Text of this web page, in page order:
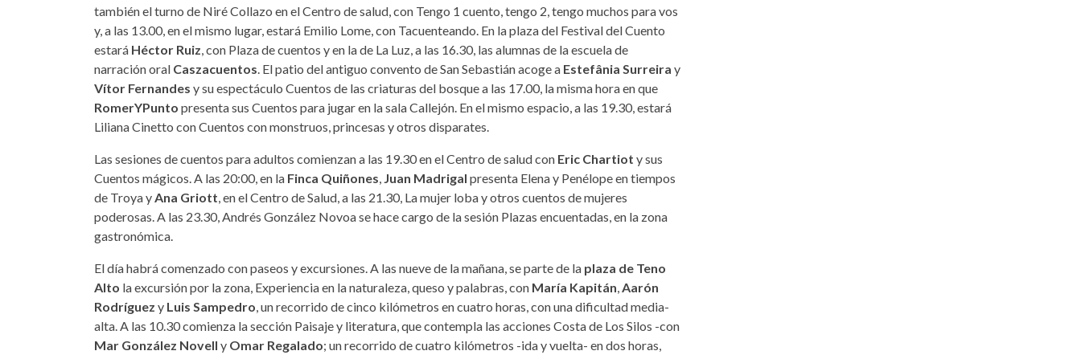
también el turno de Niré Collazo en el Centro de salud, con Tengo 1 cuento, tengo 2, tengo muchos para vos
y, a las 13.00, en el mismo lugar, estará Emilio Lome, con Tacuenteando. En la plaza del Festival del Cuento
estará Héctor Ruiz , con Plaza de cuentos y en la de La Luz, a las 16.30, las alumnas de la escuela de
narración oral Caszacuentos . El patio del antiguo convento de San Sebastián acoge a Estefânia Surreira y
Vítor Fernandes y su espectáculo Cuentos de las criaturas del bosque a las 17.00, la misma hora en que
RomerYPunto presenta sus Cuentos para jugar en la sala Callejón. En el mismo espacio, a las 19.30, estará
Liliana Cinetto con Cuentos con monstruos, princesas y otros disparates.
Las sesiones de cuentos para adultos comienzan a las 19.30 en el Centro de salud con Eric Chartiot y sus
Cuentos mágicos. A las 20:00, en la Finca Quiñones Juan Madrigal presenta Elenay Penélope en tiempos
de Troya y Ana Griott , en el Centro de Salud, a las 21.30, La mujer loba y otros cuentos de mujeres
poderosas. A las 23.30, Andrés González Novoa se hace cargo de la sesión Plazas encuentadas, en la zona
gastronómica.
El día habrá comenzado con paseos y excursiones. A las nueve de la mañana, se parte de la plaza de Teno
Alto la excursión por la zona, Experiencia en la naturaleza, queso y palabras, con María Kapitán Aarón
Rodríguez y Luis Sampedro , un recorrido de cinco kilómetros en cuatro horas, con una dificultad media-
alta. A las 10.30 comienza la sección Paisaje y literatura, que contempla las acciones Costa de Los Silos -con
Mar González Novell y Omar Regalado; un recorrido de cuatro kilómetros -ida y vuelta- en dos horas,